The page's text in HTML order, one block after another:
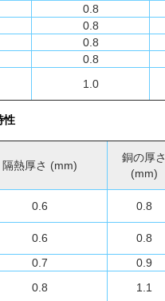
0.8
0.8
0.8
0.8
1.0
性
隔熱厚さ (mm)
銅の厚さ
(mm)
0.6 0.8
0.6 0.8
0.7 0.9
0.8 1.1